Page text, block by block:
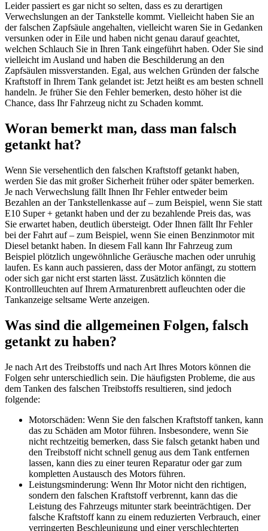
Leider passiert es gar nicht so selten, dass es zu derartigen
Verwechslungen an der Tankstelle kommt. Vielleicht haben Sie an
der falschen Zapfsäule angehalten, vielleicht waren Sie in Gedanken
versunken oder in Eile und haben nicht genau darauf geachtet,
welchen Schlauch Sie in Ihren Tank eingeführt haben. Oder Sie sind
vielleicht im Ausland und haben die Beschilderung an den
Zapfsäulen missverstanden. Egal, aus welchen Gründen der falsche
Kraftstoff in Ihrem Tank gelandet ist: Jetzt heißt es am besten schnell
handeln. Je früher Sie den Fehler bemerken, desto höher ist die
Chance, dass Ihr Fahrzeug nicht zu Schaden kommt.
Woran bemerkt man, dass man falsch
getankt hat?
Wenn Sie versehentlich den falschen Kraftstoff getankt haben,
werden Sie das mit großer Sicherheit früher oder später bemerken.
Je nach Verwechslung fällt Ihnen Ihr Fehler entweder beim
Bezahlen an der Tankstellenkasse auf – zum Beispiel, wenn Sie statt
E10 Super + getankt haben und der zu bezahlende Preis das, was
Sie erwartet haben, deutlich übersteigt. Oder Ihnen fällt Ihr Fehler
bei der Fahrt auf – zum Beispiel, wenn Sie einen Benzinmotor mit
Diesel betankt haben. In diesem Fall kann Ihr Fahrzeug zum
Beispiel plötzlich ungewöhnliche Geräusche machen oder unruhig
laufen. Es kann auch passieren, dass der Motor anfängt, zu stottern
oder sich gar nicht erst starten lässt. Zusätzlich könnten die
Kontrollleuchten auf Ihrem Armaturenbrett aufleuchten oder die
Tankanzeige seltsame Werte anzeigen.
Was sind die allgemeinen Folgen, falsch
getankt zu haben?
Je nach Art des Treibstoffs und nach Art Ihres Motors können die
Folgen sehr unterschiedlich sein. Die häufigsten Probleme, die aus
dem Tanken des falschen Treibstoffs resultieren, sind jedoch
folgende:
Motorschäden: Wenn Sie den falschen Kraftstoff tanken, kann
das zu Schäden am Motor führen. Insbesondere, wenn Sie
nicht rechtzeitig bemerken, dass Sie falsch getankt haben und
den Treibstoff nicht schnell genug aus dem Tank entfernen
lassen, kann dies zu einer teuren Reparatur oder gar zum
kompletten Austausch des Motors führen.
Leistungsminderung: Wenn Ihr Motor nicht den richtigen,
sondern den falschen Kraftstoff verbrennt, kann das die
Leistung des Fahrzeugs mitunter stark beeinträchtigen. Der
falsche Kraftstoff kann zu einem reduzierten Verbrauch, einer
verringerten Beschleunigung und einer verschlechterten